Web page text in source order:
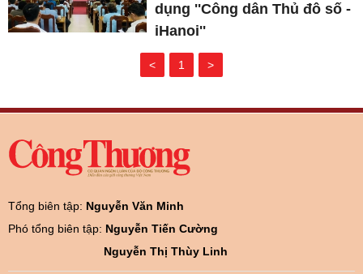
dụng ''Công dân Thủ đô số -
iHanoi''
< 1 >
Tổng biên tập: Nguyễn Văn Minh
Phó tổng biên tập: Nguyễn Tiến Cường
Nguyễn Thị Thùy Linh